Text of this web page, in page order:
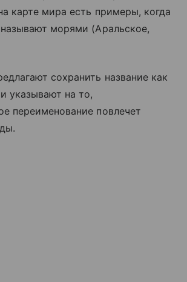
карте мира есть примеры, когда
морями (Аральское,
сохранить название как
указывают на то,
переименование повлечет